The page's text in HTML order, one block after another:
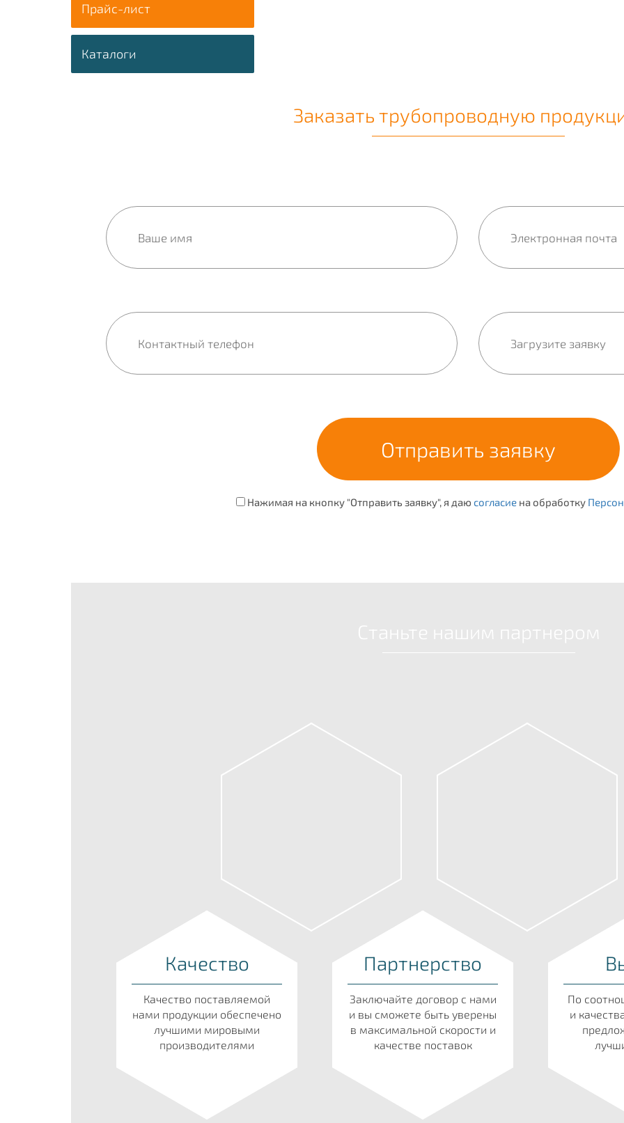
Прайс-лист
Каталоги
Заказать трубопроводную
Нажимая на кнопку "Отправить заявку", я даю согласие на обработку
Качество
Качество поставляемой
нами продукции обеспечено
лучшими мировыми
производителями
Партнерство
Заключайте договор с нами
и вы сможете быть уверены
в максимальной скорости и
качестве поставок
По
и